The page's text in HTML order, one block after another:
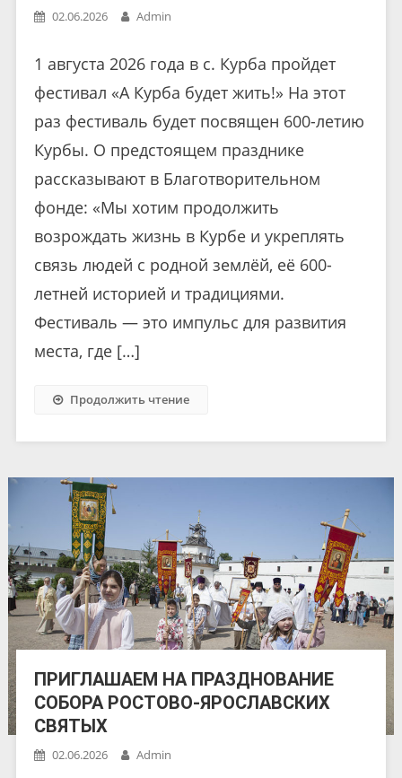
02.06.2026 Admin
1 августа 2026 года в с. Курба пройдет
фестивал «А Курба будет жить!» На этот
раз фестиваль будет посвящен 600-летию
Курбы. О предстоящем празднике
рассказывают в Благотворительном
фонде: «Мы хотим продолжить
возрождать жизнь в Курбе и укреплять
связь людей с родной землёй, её 600-
летней историей и традициями.
Фестиваль — это импульс для развития
места, где […]
Продолжить чтение
ПРИГЛАШАЕМ НА ПРАЗДНОВАНИЕ
СОБОРА РОСТОВО-ЯРОСЛАВСКИХ
СВЯТЫХ
02.06.2026 Admin